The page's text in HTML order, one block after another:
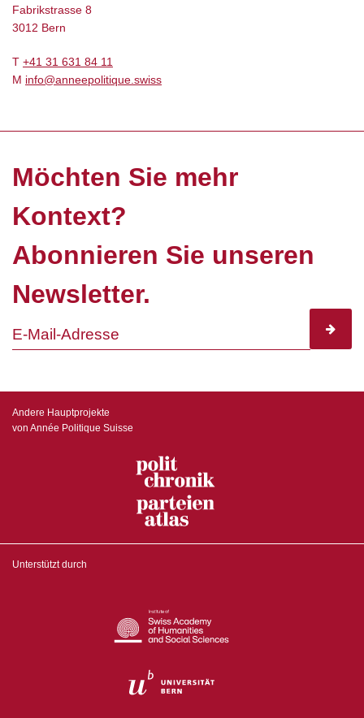
Fabrikstrasse 8
3012 Bern
T +41 31 631 84 11
M info@anneepolitique.swiss
Möchten Sie mehr
Kontext?
Abonnieren Sie unseren
Newsletter.
Andere Hauptprojekte
von Année Politique Suisse
Unterstützt durch